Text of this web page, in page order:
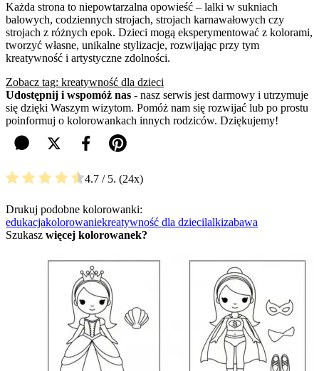
Każda strona to niepowtarzalna opowieść – lalki w sukniach
balowych, codziennych strojach, strojach karnawałowych czy
strojach z różnych epok. Dzieci mogą eksperymentować z kolorami,
tworzyć własne, unikalne stylizacje, rozwijając przy tym
kreatywność i artystyczne zdolności.
Zobacz tag: kreatywność dla dzieci
Udostępnij i wspomóż nas - nasz serwis jest darmowy i utrzymuje
się dzięki Waszym wizytom. Pomóż nam się rozwijać lub po prostu
poinformuj o kolorowankach innych rodziców. Dziękujemy!
4.7 / 5. 24
Drukuj podobne kolorowanki:
edukacjakolorowaniekreatywność dla dziecilalkizabawa
Szukasz więcej kolorowanek?